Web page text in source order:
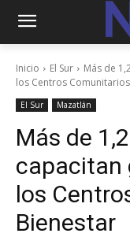
Inicio El Sur
Más de
los Centros
El Sur Mazatlán
Más de
capacitan
los
Bienestar